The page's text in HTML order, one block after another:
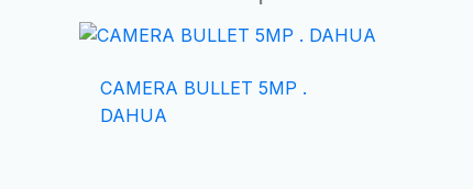
CAMERA BULLET 5MP .
DAHUA